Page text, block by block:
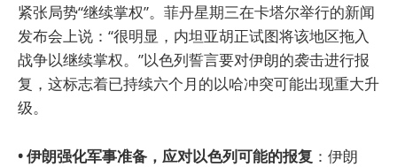
紧张局势“继续掌权”。菲丹星期三在卡塔尔举行的新闻
发布会上说：“很明显，内坦亚胡正试图将该地区拖入
战争以继续掌权。”以色列誓言要对伊朗的袭击进行报
复，这标志着已持续六个月的以哈冲突可能出现重大升
级。
• 伊朗强化军事准备，应对以色列可能的报复 ：伊朗